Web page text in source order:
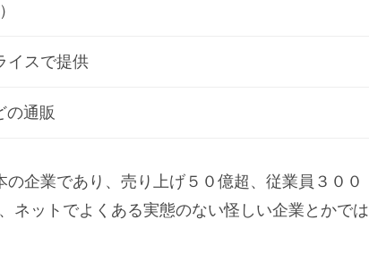
イスで提供
の通販
企業であり、売り上げ５０億超、従業員３００
ネットでよくある実態のない怪しい企業とかでは